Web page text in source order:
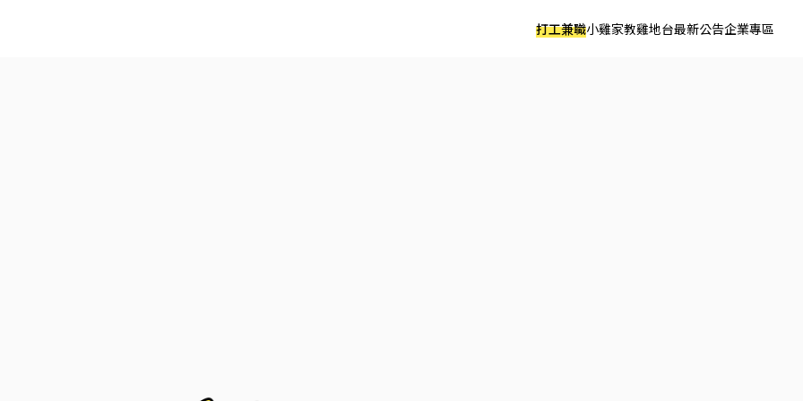
打工兼職小雞家教雞地台最新公告企業專區